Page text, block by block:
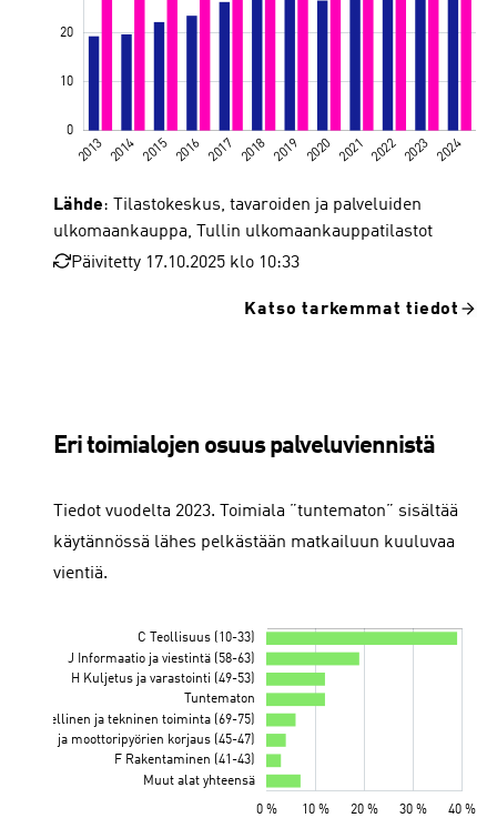
Lähde: Tilastokeskus, tavaroiden ja palveluiden
ulkomaankauppa, Tullin ulkomaankauppatilastot
Päivitetty 17.10.2025 klo 10:33
Katso tarkemmat tiedot
Eri toimialojen osuus palveluviennistä
Tiedot vuodelta 2023. Toimiala ”tuntematon” sisältää
käytännössä lähes pelkästään matkailuun kuuluvaa
vientiä.